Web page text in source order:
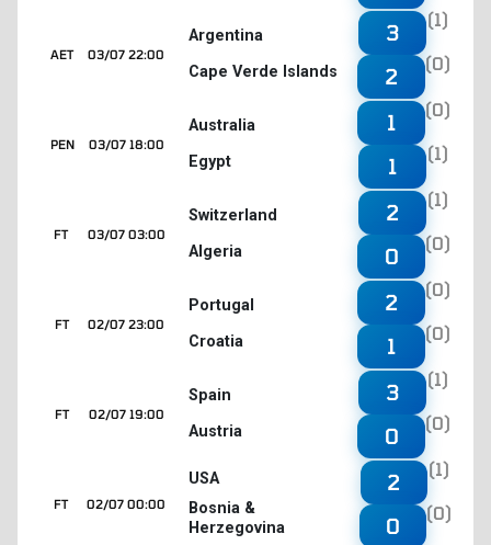
03/07 22:00
AET
Argentina
Cape Verde Islands
3
(1)
2
(0)
03/07 18:00
PEN
Australia
Egypt
1
(0)
1
(1)
03/07 03:00
FT
Switzerland
Algeria
2
(1)
0
(0)
02/07 23:00
FT
Portugal
Croatia
2
(0)
1
(0)
02/07 19:00
FT
Spain
Austria
3
(1)
0
(0)
02/07 00:00
FT
USA
Bosnia &
Herzegovina
2
(1)
0
(0)